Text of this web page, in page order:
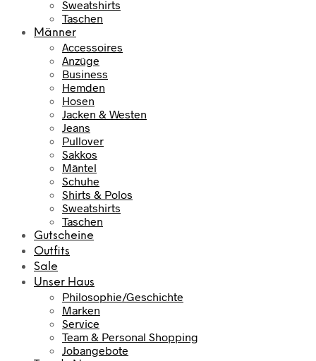
Sweatshirts
Taschen
Männer
Accessoires
Anzüge
Business
Hemden
Hosen
Jacken & Westen
Jeans
Pullover
Sakkos
Mäntel
Schuhe
Shirts & Polos
Sweatshirts
Taschen
Gutscheine
Outfits
Sale
Unser Haus
Philosophie/Geschichte
Marken
Service
Team & Personal Shopping
Jobangebote